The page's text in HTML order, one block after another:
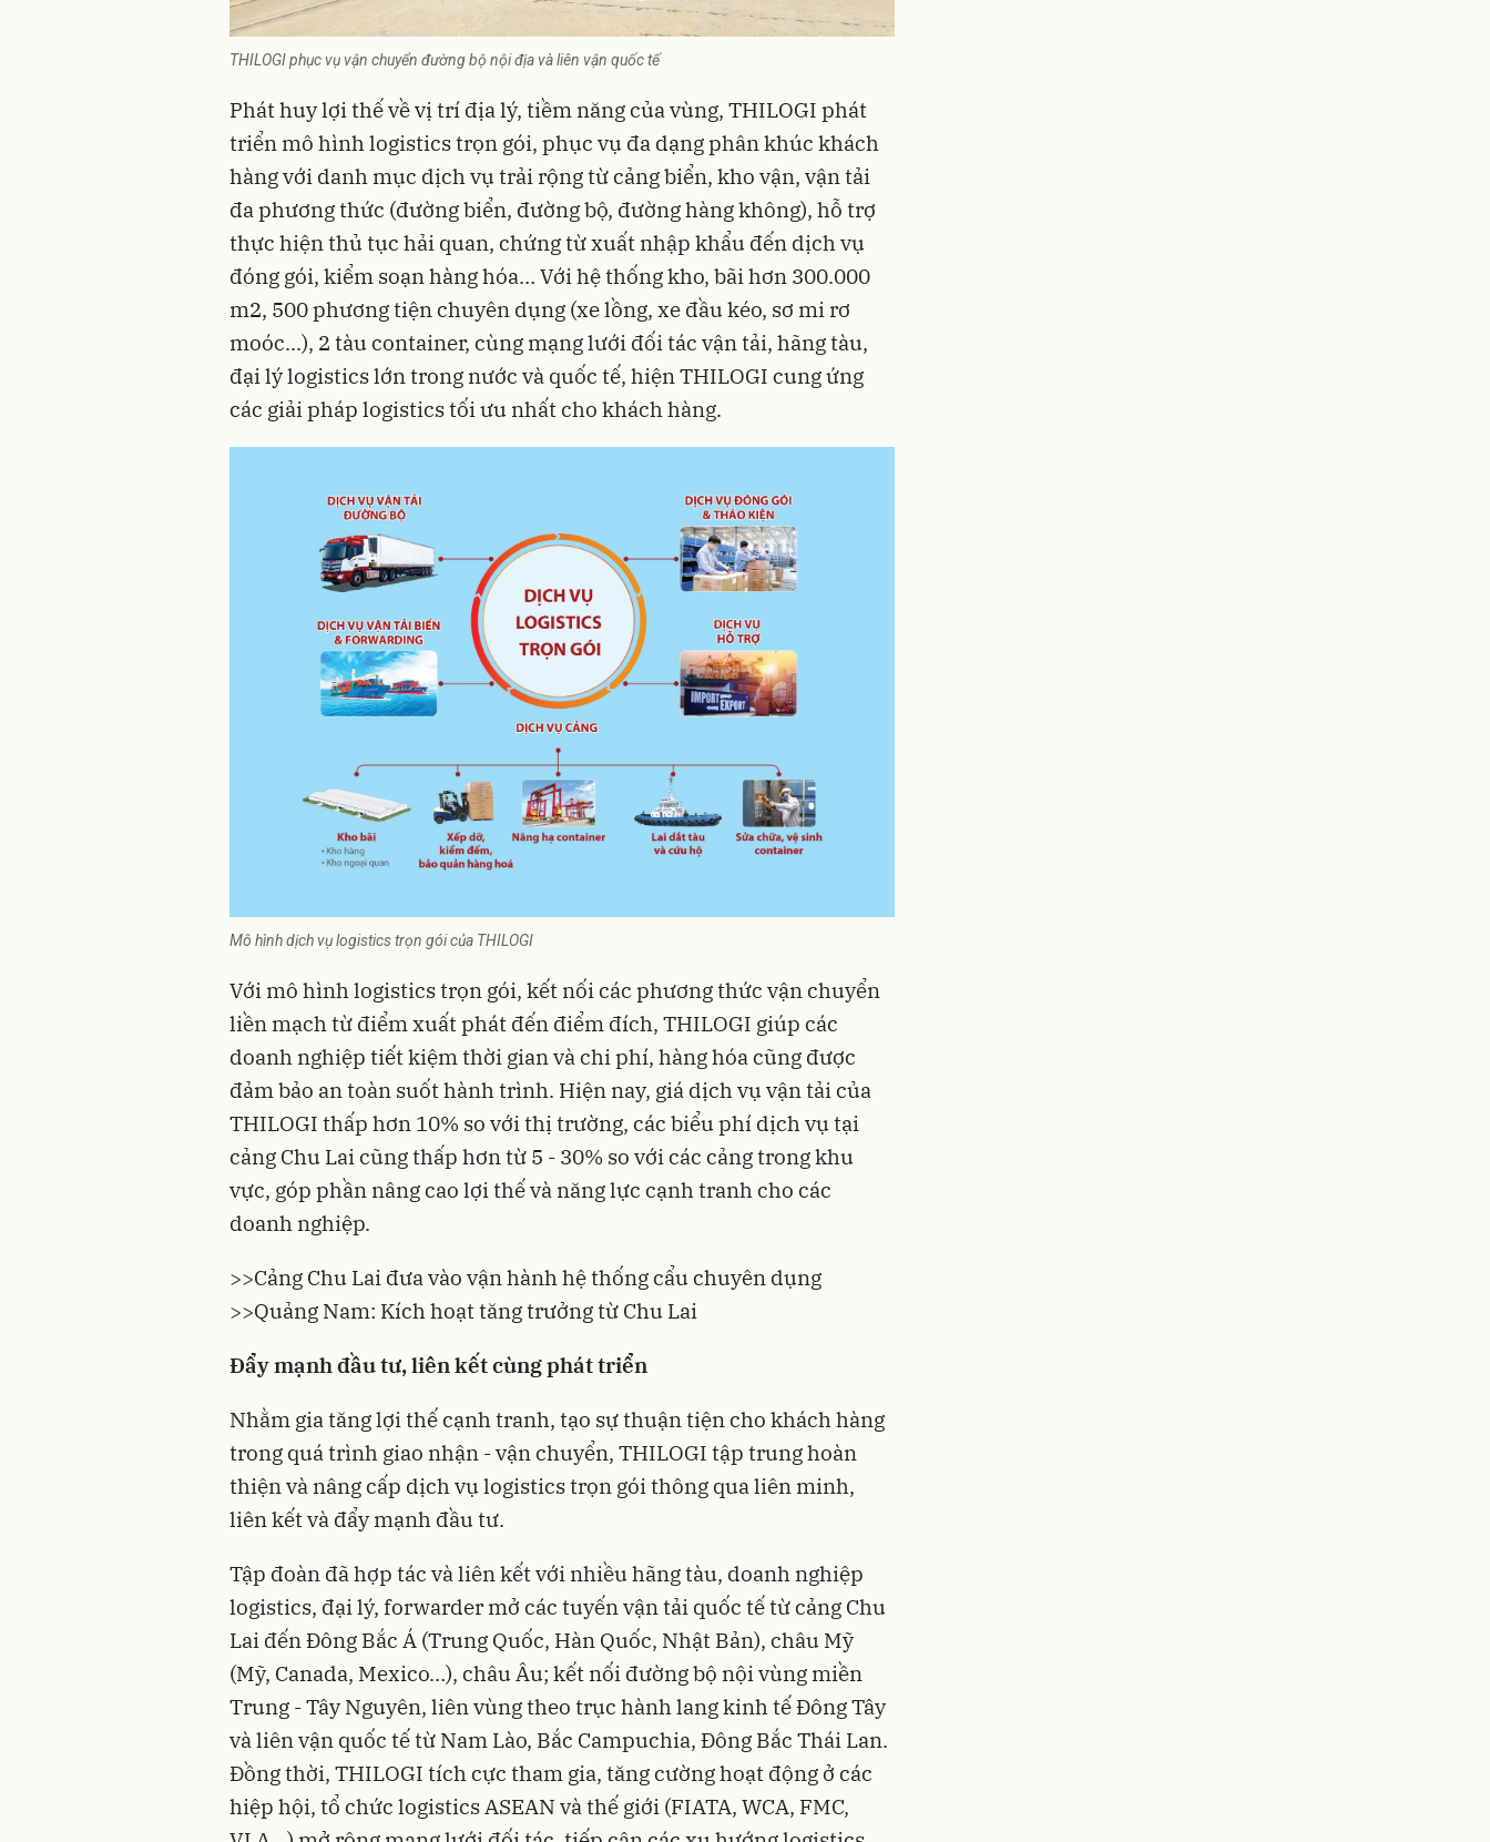
THILOGI phục vụ vận chuyển đường bộ nội địa và liên vận quốc tế
Phát huy lợi thế về vị trí địa lý, tiềm năng của vùng, THILOGI phát
triển mô hình logistics trọn gói, phục vụ đa dạng phân khúc khách
hàng với danh mục dịch vụ trải rộng từ cảng biển, kho vận, vận tải
đa phương thức (đường biển, đường bộ, đường hàng không), hỗ trợ
thực hiện thủ tục hải quan, chứng từ xuất nhập khẩu đến dịch vụ
đóng gói, kiểm soạn hàng hóa… Với hệ thống kho, bãi hơn 300.000
m2, 500 phương tiện chuyên dụng (xe lồng, xe đầu kéo, sơ mi rơ
moóc...), 2 tàu container, cùng mạng lưới đối tác vận tải, hãng tàu,
đại lý logistics lớn trong nước và quốc tế, hiện THILOGI cung ứng
các giải pháp logistics tối ưu nhất cho khách hàng.
Mô hình dịch vụ logistics trọn gói của THILOGI
Với mô hình logistics trọn gói, kết nối các phương thức vận chuyển
liền mạch từ điểm xuất phát đến điểm đích, THILOGI giúp các
doanh nghiệp tiết kiệm thời gian và chi phí, hàng hóa cũng được
đảm bảo an toàn suốt hành trình. Hiện nay, giá dịch vụ vận tải của
THILOGI thấp hơn 10% so với thị trường, các biểu phí dịch vụ tại
cảng Chu Lai cũng thấp hơn từ 5 - 30% so với các cảng trong khu
vực, góp phần nâng cao lợi thế và năng lực cạnh tranh cho các
doanh nghiệp.
>>Cảng Chu Lai đưa vào vận hành hệ thống cẩu chuyên dụng
>>Quảng Nam: Kích hoạt tăng trưởng từ Chu Lai
Đẩy mạnh đầu tư, liên kết cùng phát triển
Nhằm gia tăng lợi thế cạnh tranh, tạo sự thuận tiện cho khách hàng
trong quá trình giao nhận - vận chuyển, THILOGI tập trung hoàn
thiện và nâng cấp dịch vụ logistics trọn gói thông qua liên minh,
liên kết và đẩy mạnh đầu tư.
Tập đoàn đã hợp tác và liên kết với nhiều hãng tàu, doanh nghiệp
logistics, đại lý, forwarder mở các tuyến vận tải quốc tế từ cảng Chu
Lai đến Đông Bắc Á (Trung Quốc, Hàn Quốc, Nhật Bản), châu Mỹ
(Mỹ, Canada, Mexico…), châu Âu; kết nối đường bộ nội vùng miền
Trung - Tây Nguyên, liên vùng theo trục hành lang kinh tế Đông Tây
và liên vận quốc tế từ Nam Lào, Bắc Campuchia, Đông Bắc Thái Lan.
Đồng thời, THILOGI tích cực tham gia, tăng cường hoạt động ở các
hiệp hội, tổ chức logistics ASEAN và thế giới (FIATA, WCA, FMC,